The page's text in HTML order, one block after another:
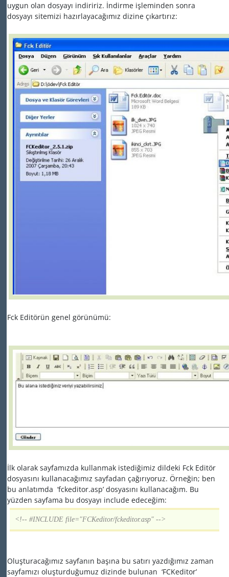
uygun olan dosyayı indiririz. İndirme işleminden sonra
dosyayı sitemizi hazırlayacağımız dizine çıkartırız:
Fck Editörün genel görünümü:
İlk olarak sayfamızda kullanmak istediğimiz dildeki Fck Editör
dosyasını kullanacağımız sayfadan çağırıyoruz. Örneğin; ben
bu anlatımda ‘fckeditor.asp’ dosyasını kullanacağım. Bu
yüzden sayfama bu dosyayı include edeceğim:
<!-- #INCLUDE file="FCKeditor/fckeditor.asp" -->
Oluşturacağımız sayfanın başına bu satırı yazdığımız zaman
sayfamızı oluşturduğumuz dizinde bulunan ‘FCKeditor’